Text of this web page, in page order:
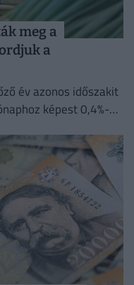
meg a
a
év azonos időszakit
képest 0,4%-